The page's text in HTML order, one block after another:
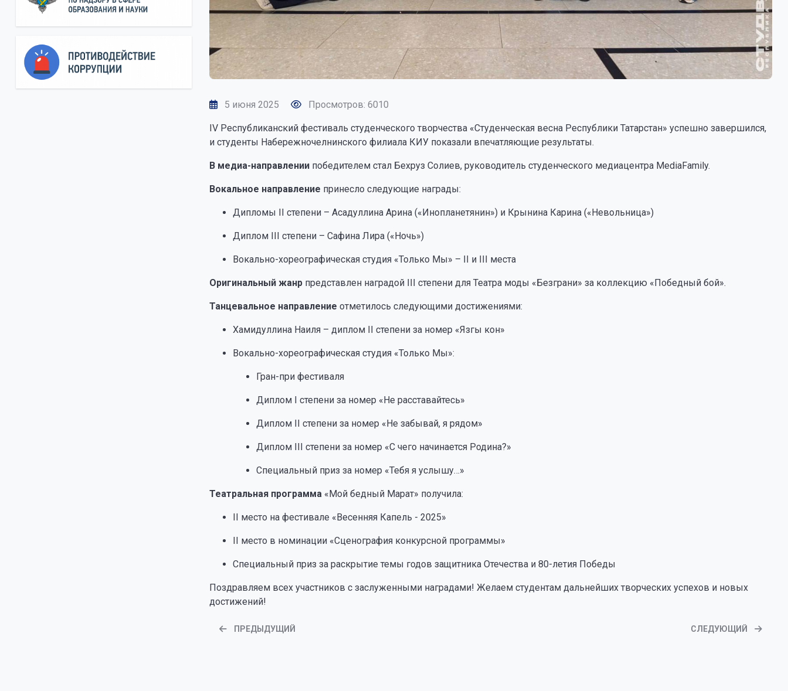
5 июня 2025 Просмотров: 6010
IV Республиканский фестиваль студенческого творчества «Студенческая весна Республики Татарстан» успешно завершился,
и студенты Набережночелнинского филиала КИУ показали впечатляющие результаты.
В медиа-направлении победителем стал Бехруз Солиев, руководитель студенческого медиацентра MediaFamily.
Вокальное направление принесло следующие награды:
Дипломы II степени – Асадуллина Арина («Инопланетянин») и Крынина Карина («Невольница»)
Диплом III степени – Сафина Лира («Ночь»)
Вокально-хореографическая студия «Только Мы» – II и III места
Оригинальный жанр представлен наградой III степени для Театра моды «Безграни» за коллекцию «Победный бой».
Танцевальное направление отметилось следующими достижениями:
Хамидуллина Наиля – диплом II степени за номер «Язгы кон»
Вокально-хореографическая студия «Только Мы»:
Гран-при фестиваля
Диплом I степени за номер «Не расставайтесь»
Диплом II степени за номер «Не забывай, я рядом»
Диплом III степени за номер «С чего начинается Родина?»
Специальный приз за номер «Тебя я услышу…»
Театральная программа «Мой бедный Марат» получила:
II место на фестивале «Весенняя Капель - 2025»
II место в номинации «Сценография конкурсной программы»
Специальный приз за раскрытие темы годов защитника Отечества и 80-летия Победы
Поздравляем всех участников с заслуженными наградами! Желаем студентам дальнейших творческих успехов и новых
достижений!
ПРЕДЫДУЩИЙ СЛЕДУЮЩИЙ